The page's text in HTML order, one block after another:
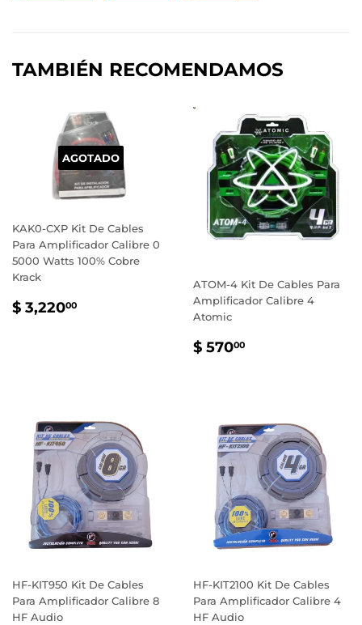
TAMBIÉN RECOMENDAMOS
AGOTADO
KAK0-CXP Kit De Cables
Para Amplificador Calibre 0
5000 Watts 100% Cobre
Krack
PRECIO
$ 3,22000
ATOM-4 Kit De Cables Para
Amplificador Calibre 4
Atomic
PRECIO
$ 57000
HF-KIT950 Kit De Cables
Para Amplificador Calibre 8
HF Audio
HF-KIT2100 Kit De Cables
Para Amplificador Calibre 4
HF Audio